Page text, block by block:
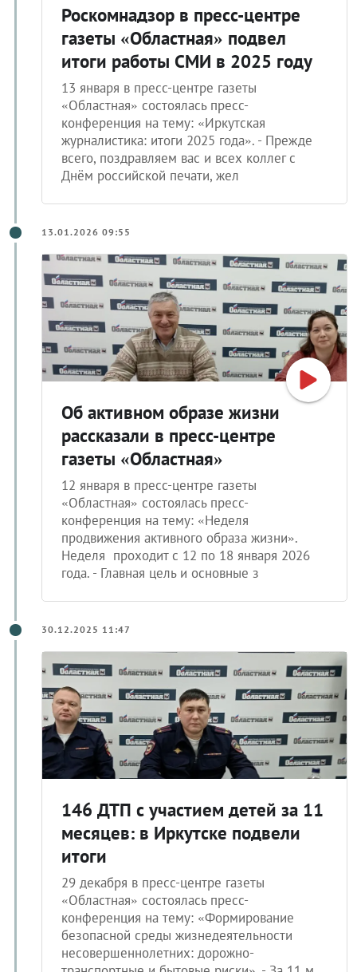
Роскомнадзор в пресс-центре
газеты «Областная» подвел
итоги работы СМИ в 2025 году
13 января в пресс-центре газеты
«Областная» состоялась пресс-
конференция на тему: «Иркутская
журналистика: итоги 2025 года». - Прежде
всего, поздравляем вас и всех коллег с
Днём российской печати, жел
13.01.2026 09:55
Об активном образе жизни
рассказали в пресс-центре
газеты «Областная»
12 января в пресс-центре газеты
«Областная» состоялась пресс-
конференция на тему: «Неделя
продвижения активного образа жизни».
Неделя проходит с 12 по 18 января 2026
года. - Главная цель и основные з
30.12.2025 11:47
146 ДТП с участием детей за 11
месяцев: в Иркутске подвели
итоги
29 декабря в пресс-центре газеты
«Областная» состоялась пресс-
конференция на тему: «Формирование
безопасной среды жизнедеятельности
несовершеннолетних: дорожно-